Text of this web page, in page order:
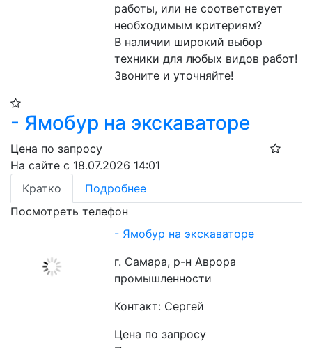
работы, или не соответствует
необходимым критериям?
В наличии широкий выбор
техники для любых видов работ!
Звоните и уточняйте!
- Ямобур на экскаваторе
Цена по запросу
На сайте с 18.07.2026 14:01
Кратко
Подробнее
Посмотреть телефон
- Ямобур на экскаваторе
г. Самара, р-н Аврора
промышленности
Контакт: Сергей
Цена по запросу